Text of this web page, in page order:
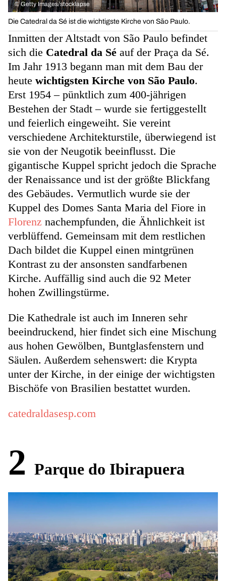
© Getty Images/stocklapse
Die Catedral da Sé ist die wichtigste Kirche von São Paulo.
Inmitten der Altstadt von São Paulo befindet
sich die Catedral da Sé auf der Praça da Sé.
Im Jahr 1913 begann man mit dem Bau der
heute wichtigsten Kirche von São Paulo.
Erst 1954 – pünktlich zum 400-jährigen
Bestehen der Stadt – wurde sie fertiggestellt
und feierlich eingeweiht. Sie vereint
verschiedene Architekturstile, überwiegend ist
sie von der Neugotik beeinflusst. Die
gigantische Kuppel spricht jedoch die Sprache
der Renaissance und ist der größte Blickfang
des Gebäudes. Vermutlich wurde sie der
Kuppel des Domes Santa Maria del Fiore in
Florenz nachempfunden, die Ähnlichkeit ist
verblüffend. Gemeinsam mit dem restlichen
Dach bildet die Kuppel einen mintgrünen
Kontrast zu der ansonsten sandfarbenen
Kirche. Auffällig sind auch die 92 Meter
hohen Zwillingstürme.
Die Kathedrale ist auch im Inneren sehr
beeindruckend, hier findet sich eine Mischung
aus hohen Gewölben, Buntglasfenstern und
Säulen. Außerdem sehenswert: die Krypta
unter der Kirche, in der einige der wichtigsten
Bischöfe von Brasilien bestattet wurden.
catedraldasesp.com
2 Parque do Ibirapuera